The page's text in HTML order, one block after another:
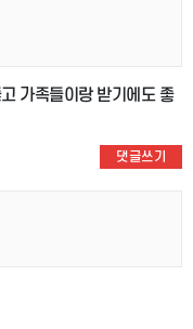
가족들이랑 받기에도 좋
댓글쓰기